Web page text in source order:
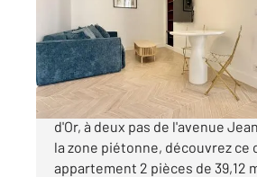
Appartement F2 à vendre
380 000 €
Idéalement situé au cœur du
d'Or, à deux pas de l'avenue
la zone piétonne, découvrez ce
appartement 2 pièces de 39,12